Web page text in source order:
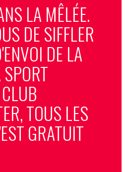
LA MÊLÉE.
DE SIFFLER
DE LA
TOUS LES
GRATUIT